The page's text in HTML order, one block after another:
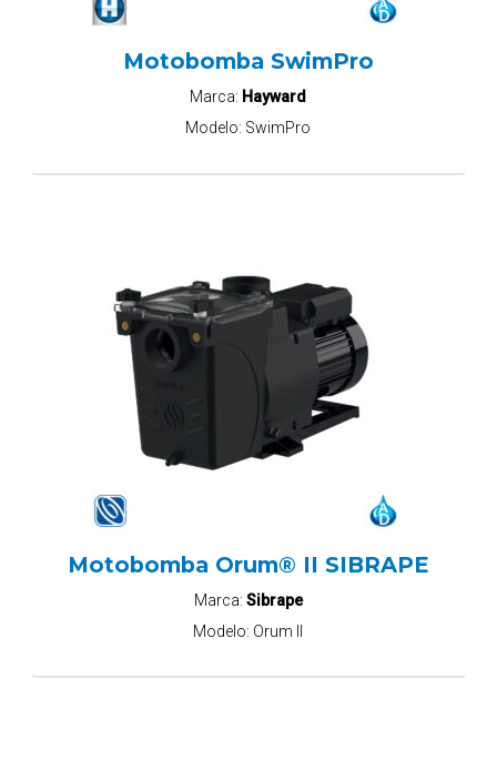
Motobomba SwimPro
Marca: Hayward
Modelo: SwimPro
Motobomba Orum® II SIBRAPE
Marca: Sibrape
Modelo: Orum II